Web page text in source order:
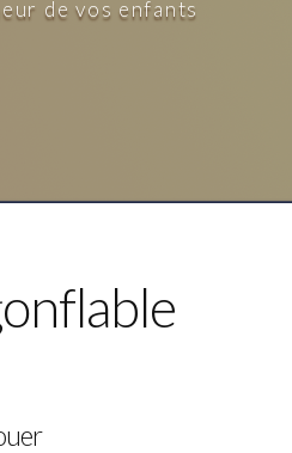
de vos enfants